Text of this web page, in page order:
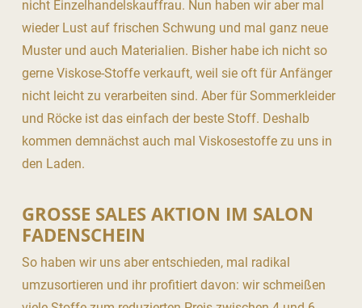
nicht Einzelhandelskauffrau. Nun haben wir aber mal
wieder Lust auf frischen Schwung und mal ganz neue
Muster und auch Materialien. Bisher habe ich nicht so
gerne Viskose-Stoffe verkauft, weil sie oft für Anfänger
nicht leicht zu verarbeiten sind. Aber für Sommerkleider
und Röcke ist das einfach der beste Stoff. Deshalb
kommen demnächst auch mal Viskosestoffe zu uns in
den Laden.
GROSSE SALES AKTION IM SALON F
ADENSCHEIN
So haben wir uns aber entschieden, mal radikal
umzusortieren und ihr profitiert davon: wir schmeißen